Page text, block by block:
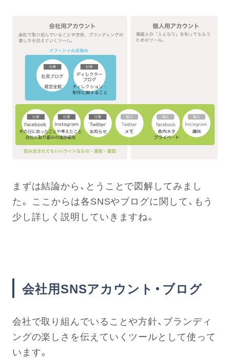
まずは結論から、とうことで図解してみまし
た。 ここからは各SNSやブログに関して、もう
少し詳しく説明していきますね。
会社用SNSアカウント・ブログ
会社で取り組んでいることや方針、ブランディ
ングの楽しさを伝えていくツールとして使って
います。